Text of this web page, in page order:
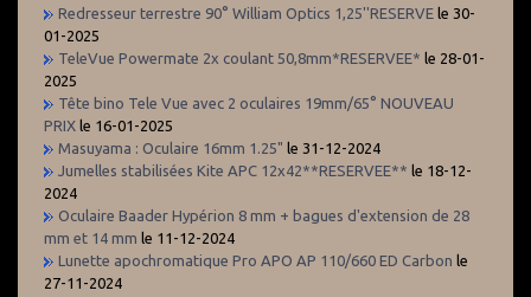
Redresseur terrestre 90° William Optics 1,25''RESERVE le 30-
01-2025
TeleVue Powermate 2x coulant 50,8mm*RESERVEE* le 28-01-
2025
Tête bino Tele Vue avec 2 oculaires 19mm/65° NOUVEAU
PRIX le 16-01-2025
Masuyama : Oculaire 16mm 1.25" le 31-12-2024
Jumelles stabilisées Kite APC 12x42**RESERVEE** le 18-12-
2024
Oculaire Baader Hypérion 8 mm + bagues d'extension de 28
mm et 14 mm le 11-12-2024
Lunette apochromatique Pro APO AP 110/660 ED Carbon le
27-11-2024